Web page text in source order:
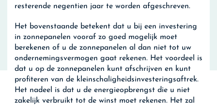
resterende negentien jaar te worden afgeschreven.
Het bovenstaande betekent dat u bij een investering
in zonnepanelen vooraf zo goed mogelijk moet
berekenen of u de zonnepanelen al dan niet tot uw
ondernemingsvermogen gaat rekenen. Het voordeel is
dat u op de zonnepanelen kunt afschrijven en kunt
profiteren van de kleinschaligheidsinvesteringsaftrek.
Het nadeel is dat u de energieopbrengst die u niet
zakelijk verbruikt tot de winst moet rekenen. Het zal